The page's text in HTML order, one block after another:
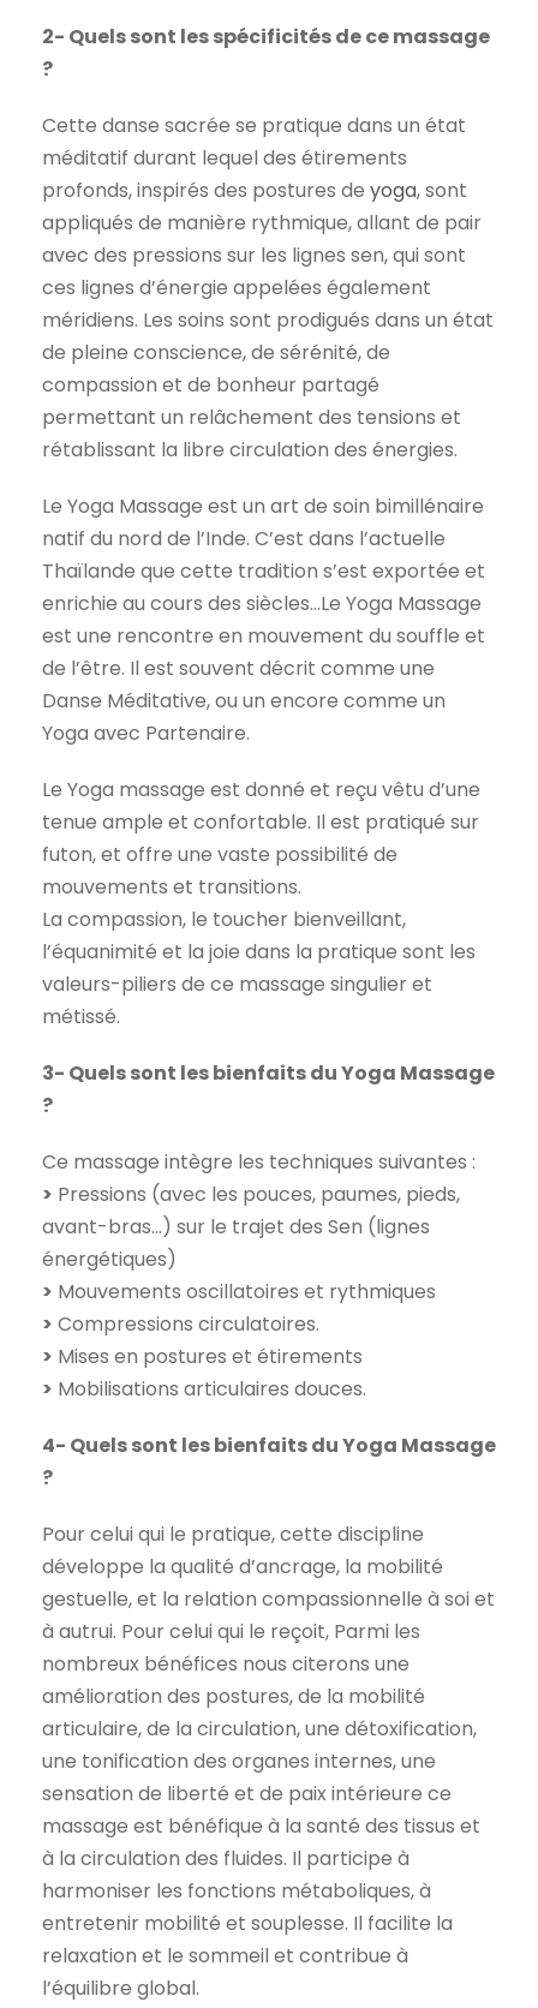
2- Quels sont les spécificités de ce massage
?
Cette danse sacrée se pratique dans un état
méditatif durant lequel des étirements
profonds, inspirés des postures de yoga, sont
appliqués de manière rythmique, allant de pair
avec des pressions sur les lignes sen, qui sont
ces lignes d’énergie appelées également
méridiens. Les soins sont prodigués dans un état
de pleine conscience, de sérénité, de
compassion et de bonheur partagé
permettant un relâchement des tensions et
rétablissant la libre circulation des énergies.
Le Yoga Massage est un art de soin bimillénaire
natif du nord de l’Inde. C’est dans l’actuelle
Thaïlande que cette tradition s’est exportée et
enrichie au cours des siècles…Le Yoga Massage
est une rencontre en mouvement du souffle et
de l’être. Il est souvent décrit comme une
Danse Méditative, ou un encore comme un
Yoga avec Partenaire.
Le Yoga massage est donné et reçu vêtu d’une
tenue ample et confortable. Il est pratiqué sur
futon, et offre une vaste possibilité de
mouvements et transitions.
La compassion, le toucher bienveillant,
l’équanimité et la joie dans la pratique sont les
valeurs-piliers de ce massage singulier et
métissé.
3- Quels sont les bienfaits du Yoga Massage
?
Ce massage intègre les techniques suivantes :
> Pressions (avec les pouces, paumes, pieds,
avant-bras…) sur le trajet des Sen (lignes
énergétiques)
> Mouvements oscillatoires et rythmiques
> Compressions circulatoires.
> Mises en postures et étirements
> Mobilisations articulaires douces.
4- Quels sont les bienfaits du Yoga Massage
?
Pour celui qui le pratique, cette discipline
développe la qualité d’ancrage, la mobilité
gestuelle, et la relation compassionnelle à soi et
à autrui. Pour celui qui le reçoit, Parmi les
nombreux bénéfices nous citerons une
amélioration des postures, de la mobilité
articulaire, de la circulation, une détoxification,
une tonification des organes internes, une
sensation de liberté et de paix intérieure ce
massage est bénéfique à la santé des tissus et
à la circulation des fluides. Il participe à
harmoniser les fonctions métaboliques, à
entretenir mobilité et souplesse. Il facilite la
relaxation et le sommeil et contribue à
l’équilibre global.